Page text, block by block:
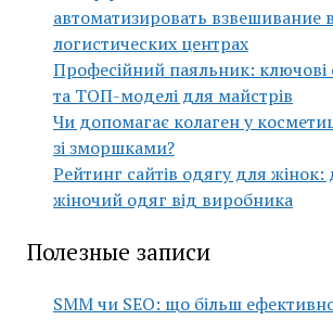
автоматизировать взвешивание в
логистических центрах
Професійний паяльник: ключові
та ТОП-моделі для майстрів
Чи допомагає колаген у
зі зморшками?
Рейтинг сайтів одягу для жінок:
жіночий одяг від виробника
Полезные записи
SMM чи SEO: що більш